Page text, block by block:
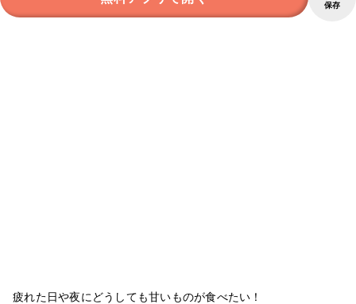
保存
疲れた日や夜にどうしても甘いものが食べたい！